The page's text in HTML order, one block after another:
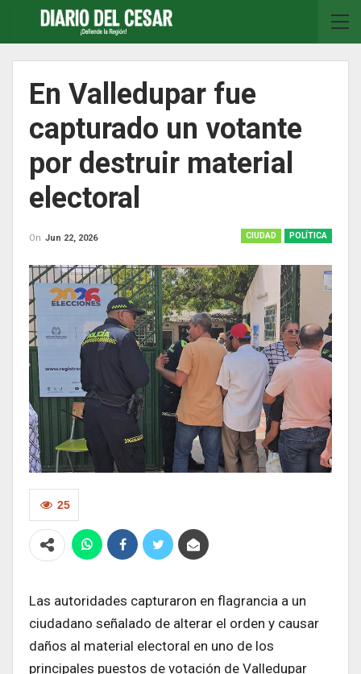
En Valledupar fue
capturado un votante
por destruir material
electoral
CIUDAD POLÍTICA
On Jun 22, 2026
25
Las autoridades capturaron en flagrancia a un
ciudadano señalado de alterar el orden y causar
daños al material electoral en uno de los
principales puestos de votación de Valledupar